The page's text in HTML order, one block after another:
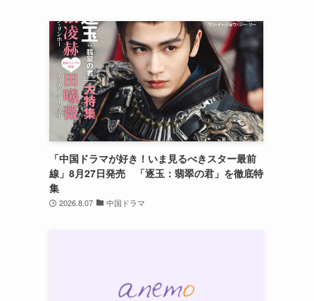
「中国ドラマが好き！いま見るべきスター最前
線」8月27日発売 「逐玉：翡翠の君」を徹底特
集
2026.8.07 中国ドラマ